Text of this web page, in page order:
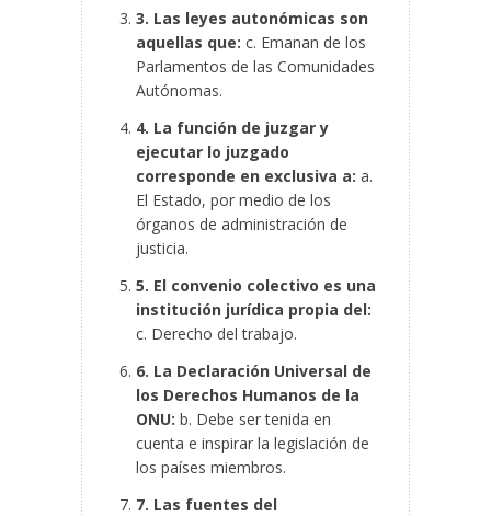
3. Las leyes autonómicas son
aquellas que: c. Emanan de los
Parlamentos de las Comunidades
Autónomas.
4. La función de juzgar y
ejecutar lo juzgado
corresponde en exclusiva a: a.
El Estado, por medio de los
órganos de administración de
justicia.
5. El convenio colectivo es una
institución jurídica propia del:
c. Derecho del trabajo.
6. La Declaración Universal de
los Derechos Humanos de la
ONU: b. Debe ser tenida en
cuenta e inspirar la legislación de
los países miembros.
7. Las fuentes del